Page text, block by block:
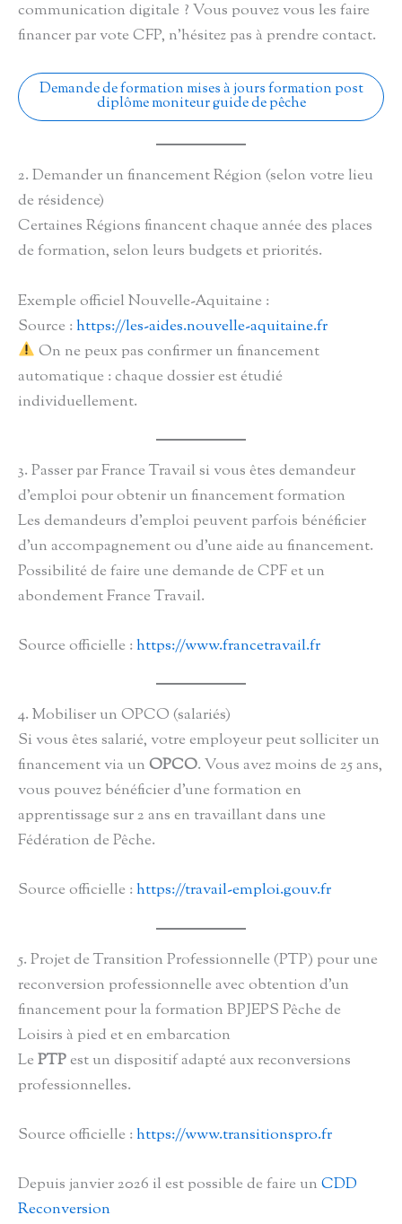
communication digitale ? Vous pouvez vous les faire
financer par vote CFP, n’hésitez pas à prendre contact.
Demande de formation mises à jours formation post
diplôme moniteur guide de pêche
2. Demander un financement Région (selon votre lieu
de résidence)
Certaines Régions financent chaque année des places
de formation, selon leurs budgets et priorités.
Exemple officiel Nouvelle-Aquitaine :
Source :https://les-aides.nouvelle-aquitaine.fr
On ne peux pas confirmer un financement
automatique : chaque dossier est étudié
individuellement.
3. Passer par France Travail si vous êtes demandeur
d’emploi pour obtenir un financement formation
Les demandeurs d’emploi peuvent parfois bénéficier
d’un accompagnement ou d’une aide au financement.
Possibilité de faire une demande de CPF et un
abondement France Travail.
Source officielle :https://www.francetravail.fr
4. Mobiliser un OPCO (salariés)
Si vous êtes salarié, votre employeur peut solliciter un
financement via un OPCO. Vous avez moins de 25 ans,
vous pouvez bénéficier d’une formation en
apprentissage sur 2 ans en travaillant dans une
Fédération de Pêche.
Source officielle :https://travail-emploi.gouv.fr
5. Projet de Transition Professionnelle (PTP) pour une
reconversion professionnelle avec obtention d’un
financement pour la formation BPJEPS Pêche de
Loisirs à pied et en embarcation
Le PTPest un dispositif adapté aux reconversions
professionnelles.
Source officielle :https://www.transitionspro.fr
Depuis janvier 2026 il est possible de faire un CDD
Reconversion